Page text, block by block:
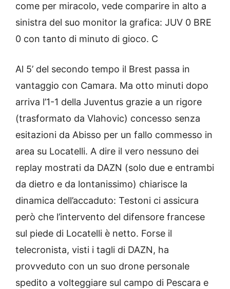
come per miracolo, vede comparire in alto a
sinistra del suo monitor la grafica: JUV 0 BRE
0 con tanto di minuto di gioco. C
Al 5’ del secondo tempo il Brest passa in
vantaggio con Camara. Ma otto minuti dopo
arriva l’1-1 della Juventus grazie a un rigore
(trasformato da Vlahovic) concesso senza
esitazioni da Abisso per un fallo commesso in
area su Locatelli. A dire il vero nessuno dei
replay mostrati da DAZN (solo due e entrambi
da dietro e da lontanissimo) chiarisce la
dinamica dell’accaduto: Testoni ci assicura
però che l’intervento del difensore francese
sul piede di Locatelli è netto. Forse il
telecronista, visti i tagli di DAZN, ha
provveduto con un suo drone personale
spedito a volteggiare sul campo di Pescara e